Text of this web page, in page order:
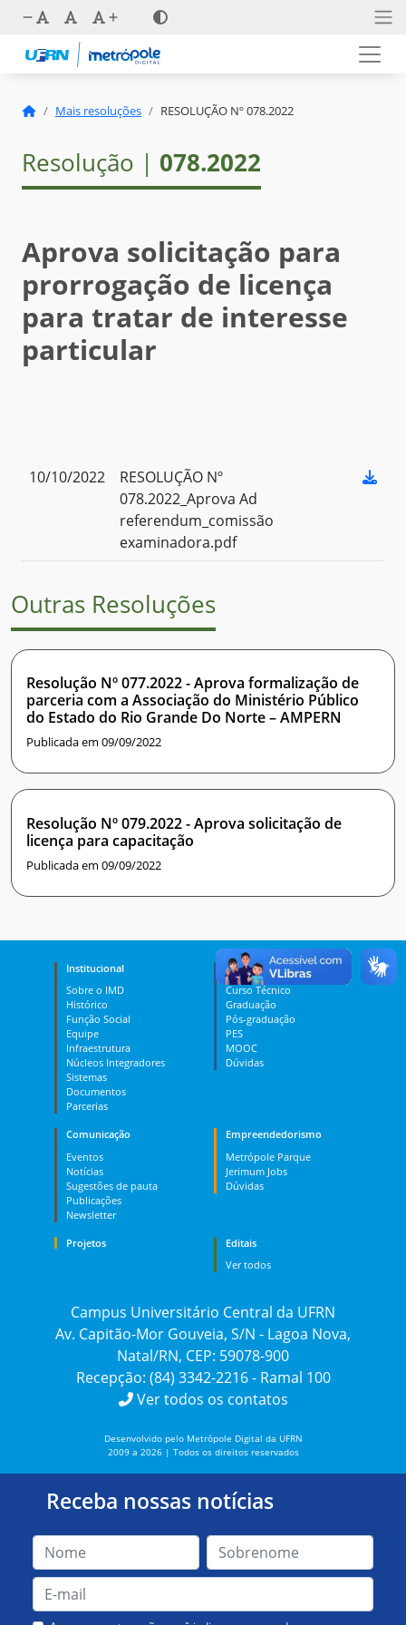
Mais resoluções RESOLUÇÃO Nº 078.2022
Resolução | 078.2022
Aprova solicitação para
prorrogação de licença
para tratar de interesse
particular
10/10/2022
RESOLUÇÃO Nº
078.2022_Aprova Ad
referendum_comissão
examinadora.pdf
Outras Resoluções
Resolução Nº 077.2022 - Aprova formalização de
parceria com a Associação do Ministério Público
do Estado do Rio Grande Do Norte – AMPERN
Publicada em 09/09/2022
Resolução Nº 079.2022 - Aprova solicitação de
licença para capacitação
Publicada em 09/09/2022
Institucional
Sobre o IMD
Histórico
Função Social
Equipe
Infraestrutura
Núcleos Integradores
Sistemas
Documentos
Parcerias
Ensino
Curso Técnico
Graduação
Pós-graduação
PES
MOOC
Dúvidas
Comunicação
Eventos
Notícias
Sugestões de pauta
Publicações
Newsletter
Empreendedorismo
Metrópole Parque
Jerimum Jobs
Dúvidas
Projetos
Editais
Ver todos
Campus Universitário Central da UFRN
Av. Capitão-Mor Gouveia, S/N - Lagoa Nova,
Natal/RN, CEP: 59078-900
Recepção: (84) 3342-2216 - Ramal 100
Ver todos os contatos
Desenvolvido pelo Metrópole Digital da UFRN
2009 a 2026 | Todos os direitos reservados
Receba nossas notícias